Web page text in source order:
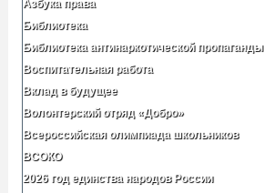
Азбука права
Библиотека
Библиотека антинаркотической пропаганды
Воспитательная работа
Вклад в будущее
Волонтерский отряд «Добро»
Всероссийская олимпиада школьников
ВСОКО
2026 год единства народов России